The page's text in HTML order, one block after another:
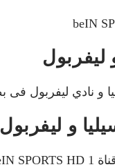
beIN
ليفربول
2026-01-21